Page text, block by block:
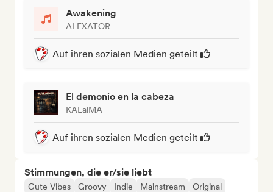
Awakening
ALEXATOR
Auf ihren sozialen Medien geteilt
El demonio en la cabeza
KALaiMA
Auf ihren sozialen Medien geteilt
Stimmungen, die er/sie liebt
Gute Vibes Groovy Indie Mainstream
Original